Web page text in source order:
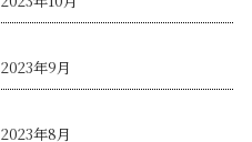
2023年9月
2023年8月